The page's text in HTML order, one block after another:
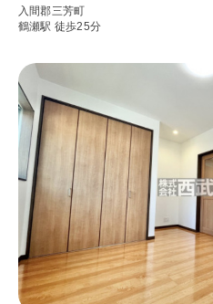
入間郡三芳町
鶴瀬駅 徒歩25分